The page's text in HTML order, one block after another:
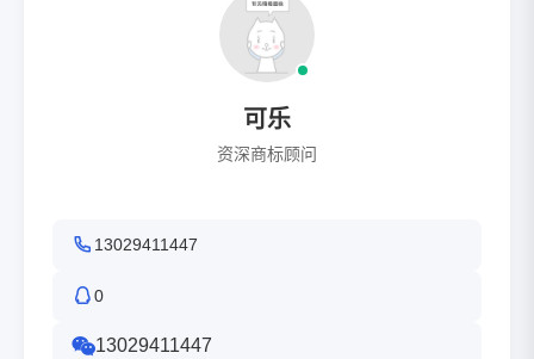
可乐
资深商标顾问
13029411447
0
13029411447